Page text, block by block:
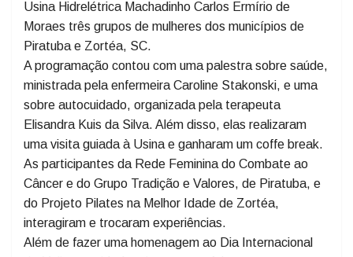
O Consórcio Machadinho realizou na tarde de sexta-
feira, dia sete de março, uma programação especial
em homenagem ao Dia da Mulher. Foram recebidos na
Usina Hidrelétrica Machadinho Carlos Ermírio de
Moraes três grupos de mulheres dos municípios de
Piratuba e Zortéa, SC.
A programação contou com uma palestra sobre saúde,
ministrada pela enfermeira Caroline Stakonski, e uma
sobre autocuidado, organizada pela terapeuta
Elisandra Kuis da Silva. Além disso, elas realizaram
uma visita guiada à Usina e ganharam um coffe break.
As participantes da Rede Feminina do Combate ao
Câncer e do Grupo Tradição e Valores, de Piratuba, e